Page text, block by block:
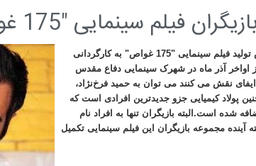
سینمایی "175 غواص" پیوست
سی و یک نما-از اواسط آبان ماه سال جاری پیش ‌تولید فیلم سینمایی "175 غواص" به کارگردانی
اواخر آذر ماه در شهرک سینمایی دفاع مقدس
نقش می کنند می توان به حمید فرخ‌نژاد،
پولاد کیمیایی جزو جدیدترین افرادی است که
بازیگران فیلم 175 غواص اضافه شده است.البته بازیگران تنها به افراد نام
مجموعه بازیگران این فیلم سینمایی تکمیل